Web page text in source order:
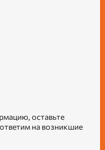
оставьте
на возникшие